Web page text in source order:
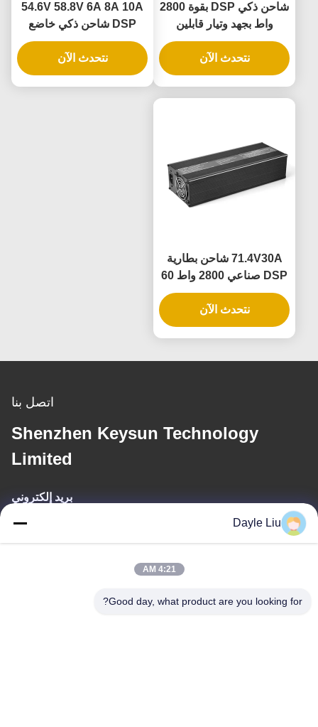
شاحن ذكي DSP بقوة 2800
واط بجهد وتيار قابلين
للتعديل 10-88 فولت 1-30
أمبير متوافق تمامًا مع
بطاريات الليثيوم ثلاثية
نتحدث الآن
54.6V 58.8V 6A 8A 10A
DSP شاحن ذكي خاضع
للتحكم 360W 500W 600W
10A مع الكشف عن
نتحدث الآن
71.4V30A شاحن بطارية
DSP صناعي 2800 واط 60
فولت 72 فولت 88 فولت
30A لأنظمة بطارية الرافعة
الشوكية AGV تطبيقات
الكهربائية
نتحدث الآن
اتصل بنا
Shenzhen Keysun Technology
Limited
بريد إلكتروني
power06@szzhpower.com
عنوان
Dayle Liu
4:21 AM
Good day, what product are you looking for?